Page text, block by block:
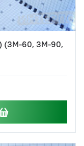
(ЗМ-60, ЗМ-90,